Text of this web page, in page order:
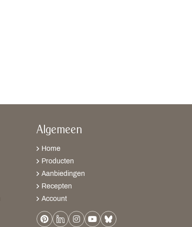
Algemeen
Home
Producten
Aanbiedingen
Recepten
Account